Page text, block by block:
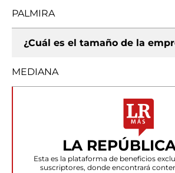
PALMIRA
¿Cuál es el tamaño de la
MEDIANA
LA
Esta es la plataforma de beneficios
suscriptores, donde encontrará